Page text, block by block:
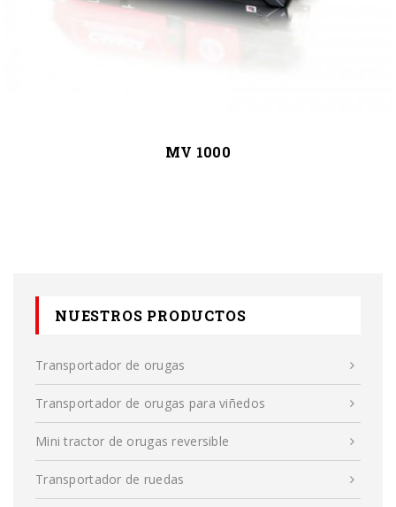
MV 1000
NUESTROS PRODUCTOS
Transportador de orugas
Transportador de orugas para viñedos
Mini tractor de orugas reversible
Transportador de ruedas